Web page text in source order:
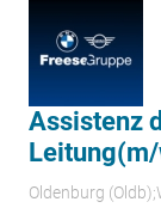
Assistenz
Oldenburg